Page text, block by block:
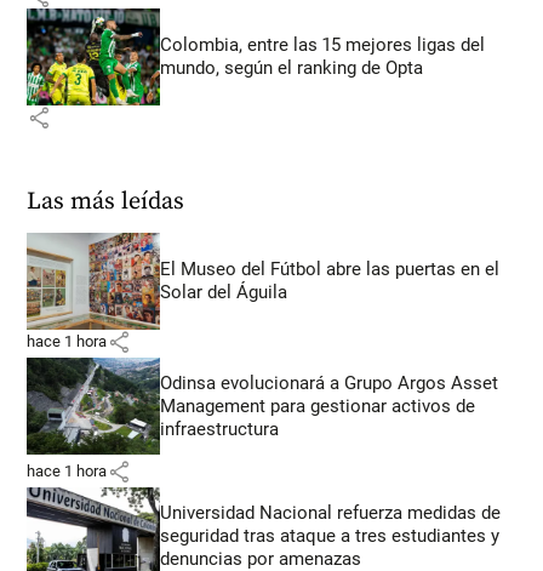
Colombia, entre las 15 mejores ligas del
mundo, según el ranking de Opta
share
Las más leídas
El Museo del Fútbol abre las puertas en el
Solar del Águila
hace 1 hora share
Odinsa evolucionará a Grupo Argos Asset
Management para gestionar activos de
infraestructura
hace 1 hora share
Universidad Nacional refuerza medidas de
seguridad tras ataque a tres estudiantes y
denuncias por amenazas